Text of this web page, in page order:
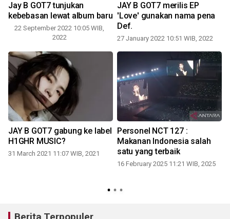
Jay B GOT7 tunjukan
kebebasan lewat album baru
22 September 2022 10:05 WIB,
2022
JAY B GOT7 merilis EP
'Love' gunakan nama pena
Def.
27 January 2022 10:51 WIB, 2022
JAY B GOT7 gabung ke label
H1GHR MUSIC?
31 March 2021 11:07 WIB, 2021
Personel NCT 127 :
Makanan Indonesia salah
satu yang terbaik
16 February 2025 11:21 WIB, 2025